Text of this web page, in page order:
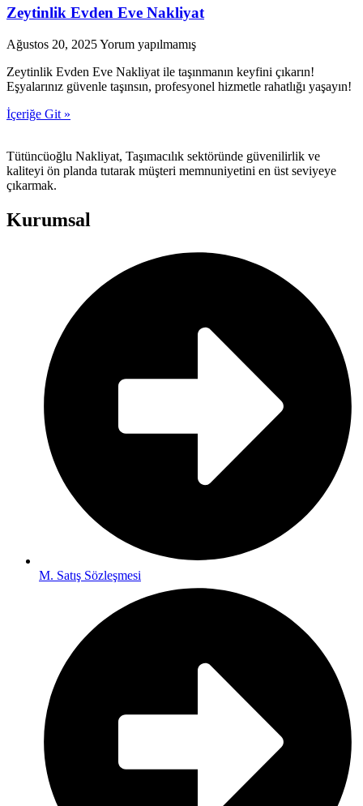
Zeytinlik Evden Eve Nakliyat
Ağustos 20, 2025Yorum yapılmamış
Zeytinlik Evden Eve Nakliyat ile taşınmanın keyfini çıkarın!
Eşyalarınız güvenle taşınsın, profesyonel hizmetle rahatlığı yaşayın!
İçeriğe Git »
Tütüncüoğlu Nakliyat, Taşımacılık sektöründe güvenilirlik ve
kaliteyi ön planda tutarak müşteri memnuniyetini en üst seviyeye
çıkarmak.
Kurumsal
M. Satış Sözleşmesi